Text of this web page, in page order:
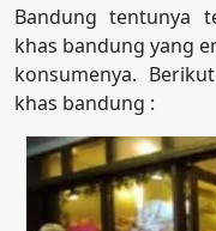
Bandung tentunya
khas bandung yang
konsumenya.
khas bandung :